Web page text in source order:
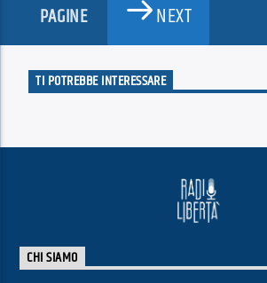
PAGINE NEXT
TI POTREBBE INTERESSARE
CHI SIAMO